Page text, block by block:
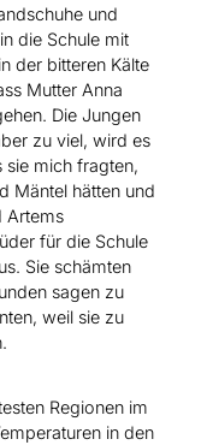
und
die Schule mit
der bitteren Kälte
Mutter Anna
Die Jungen
zu viel, wird es
sie mich fragten,
Mäntel hätten und
Artems
für die Schule
Sie schämten
sagen zu
weil sie zu
Regionen im
in den